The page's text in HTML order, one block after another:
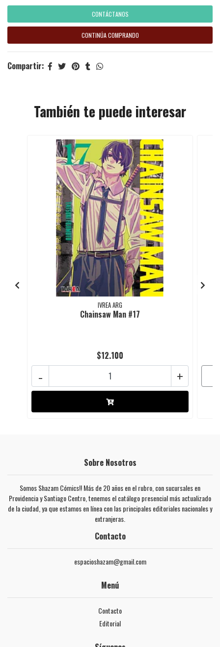
CONTÁCTANOS
CONTINÚA COMPRANDO
Compartir:
También te puede interesar
IVREA ARG
Chainsaw Man #17
$12.100
+
-
Sobre Nosotros
Somos Shazam Cómics!! Más de 20 años en el rubro, con sucursales en
Providencia y Santiago Centro, tenemos el catálogo presencial más actualizado
de la ciudad, ya que estamos en línea con las principales editoriales nacionales y
extranjeras.
Contacto
espacioshazam@gmail.com
Menú
Contacto
Editorial